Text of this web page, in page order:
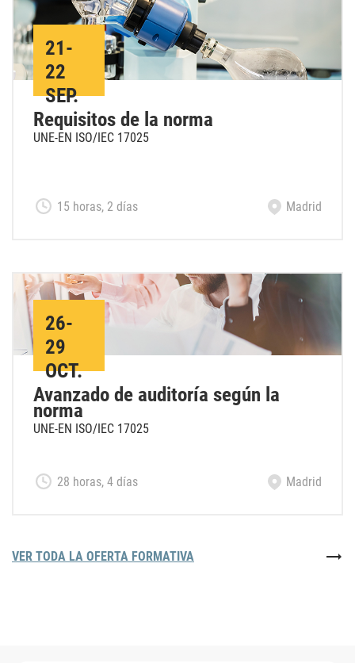
21-
22
SEP.
Requisitos de la norma
UNE-EN ISO/IEC 17025
15 horas, 2 días Madrid
26-
29
OCT.
Avanzado de auditoría según la
norma
UNE-EN ISO/IEC 17025
28 horas, 4 días Madrid
VER TODA LA OFERTA FORMATIVA